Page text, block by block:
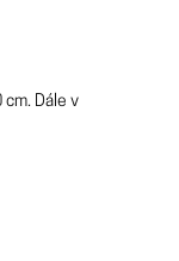
Dále v